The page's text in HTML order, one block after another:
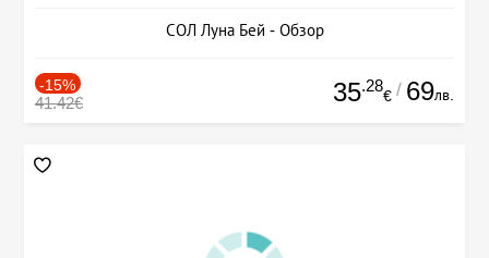
СОЛ Луна Бей - Обзор
-15%
41.42€ 35.28
€ / 69лв.